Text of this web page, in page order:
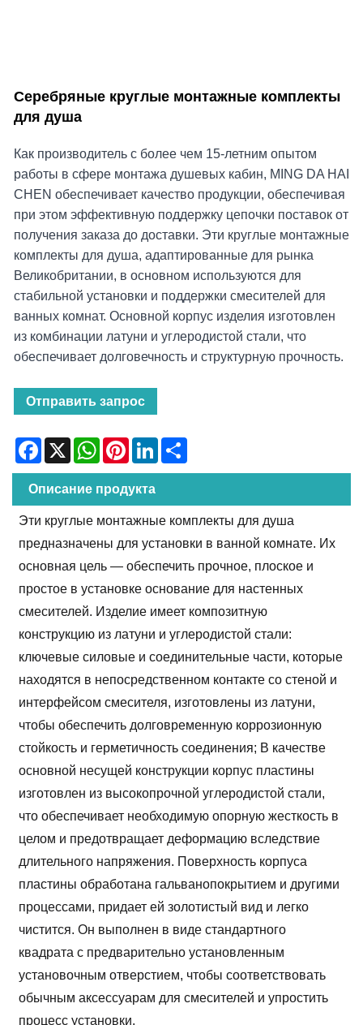
Серебряные круглые монтажные комплекты
для душа
Как производитель с более чем 15-летним опытом
работы в сфере монтажа душевых кабин, MING DA HAI
CHEN обеспечивает качество продукции, обеспечивая
при этом эффективную поддержку цепочки поставок от
получения заказа до доставки. Эти круглые монтажные
комплекты для душа, адаптированные для рынка
Великобритании, в основном используются для
стабильной установки и поддержки смесителей для
ванных комнат. Основной корпус изделия изготовлен
из комбинации латуни и углеродистой стали, что
обеспечивает долговечность и структурную прочность.
Отправить запрос
Facebook
X WhatsAppPinterestLinkedIn
Описание продукта
Эти круглые монтажные комплекты для душа
предназначены для установки в ванной комнате. Их
основная цель — обеспечить прочное, плоское и
простое в установке основание для настенных
смесителей. Изделие имеет композитную
конструкцию из латуни и углеродистой стали:
ключевые силовые и соединительные части, которые
находятся в непосредственном контакте со стеной и
интерфейсом смесителя, изготовлены из латуни,
чтобы обеспечить долговременную коррозионную
стойкость и герметичность соединения; В качестве
основной несущей конструкции корпус пластины
изготовлен из высокопрочной углеродистой стали,
что обеспечивает необходимую опорную жесткость в
целом и предотвращает деформацию вследствие
длительного напряжения. Поверхность корпуса
пластины обработана гальванопокрытием и другими
процессами, придает ей золотистый вид и легко
чистится. Он выполнен в виде стандартного
квадрата с предварительно установленным
установочным отверстием, чтобы соответствовать
обычным аксессуарам для смесителей и упростить
процесс установки.